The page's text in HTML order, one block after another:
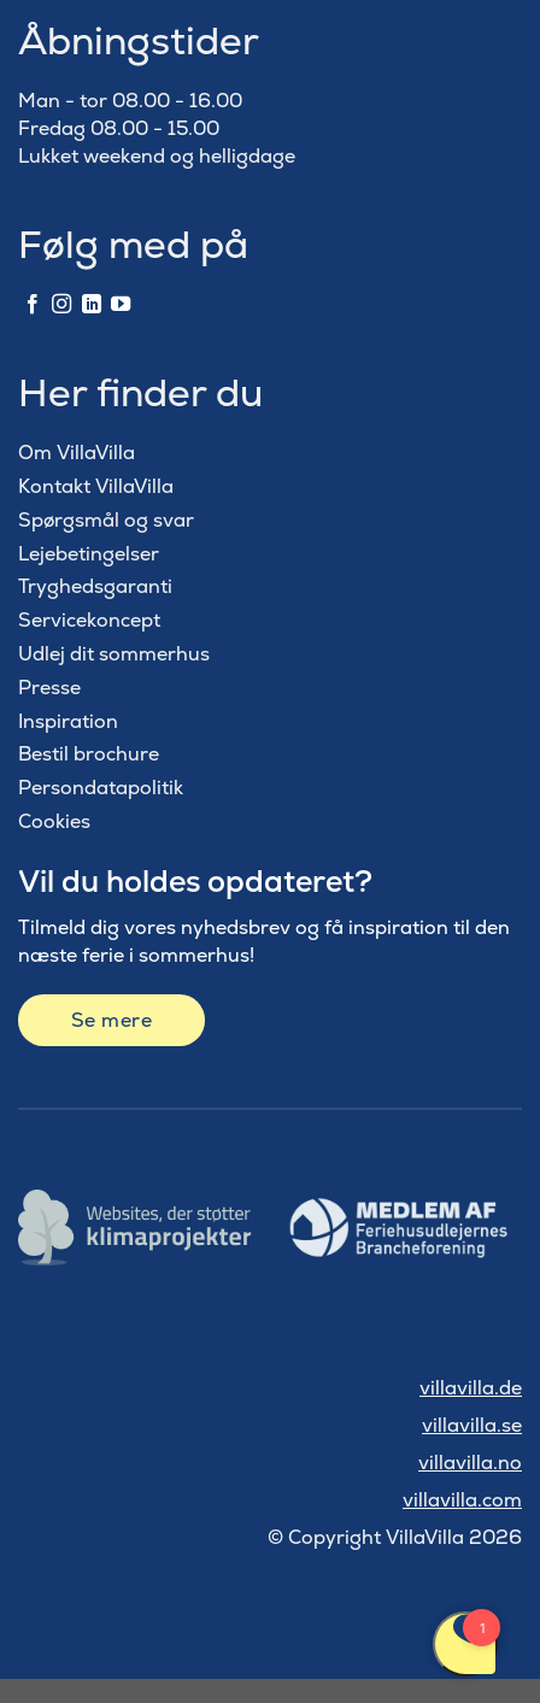
Åbningstider
Man - tor 08.00 - 16.00
Fredag 08.00 - 15.00
Lukket weekend og helligdage
Følg med på
Her finder du
Om VillaVilla
Kontakt VillaVilla
Spørgsmål og svar
Lejebetingelser
Tryghedsgaranti
Servicekoncept
Udlej dit sommerhus
Presse
Inspiration
Bestil brochure
Persondatapolitik
Cookies
Vil du holdes opdateret?
Tilmeld dig vores nyhedsbrev og få inspiration til den
næste ferie i sommerhus!
Se mere
villavilla.de
villavilla.se
villavilla.no
villavilla.com
© Copyright VillaVilla 2026